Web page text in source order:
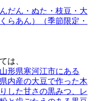
だん・ぬた・枝豆・大
らあん）（季節限定・
は、
形県寒河江市にある
内産の大豆で作った木
した甘さの黒みつ、レ